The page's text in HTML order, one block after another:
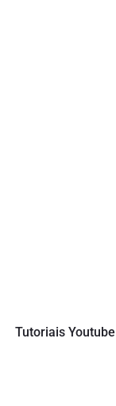
Tutoriais Youtube